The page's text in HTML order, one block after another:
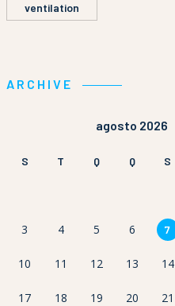
ventilation
ARCHIVE
agosto 2026
S T Q Q S
3 4 5 6 7
10 11 12 13 14
17 18 19 20 21